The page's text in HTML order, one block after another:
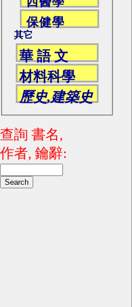
保健學
其它
華 語 文
材料科學
歷史,建築史
查詢 書名,
作者, 鑰辭: